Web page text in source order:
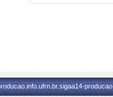
producao